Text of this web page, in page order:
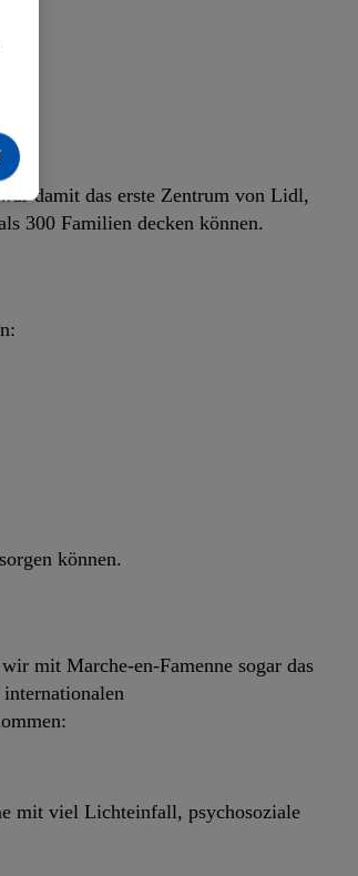
damit das erste Zentrum von Lidl,
300 Familien decken können.
können.
mit Marche-en-Famenne sogar das
mit viel Lichteinfall, psychosoziale